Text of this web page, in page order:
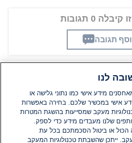
0 תגובות
תגובה
הראשון להגיב
לנו
מידע אישי כמו נתוני גלישה או
אישי במכשיר שלכם. בחירה באפשרות
מעקב שמסייעות בהשגת המטרות
שלנו מעבדים מידע כדי לספק.
או ביטול הסכמתכם בכל עת
ייתכן שהשבתת טכנולוגיות המעקב